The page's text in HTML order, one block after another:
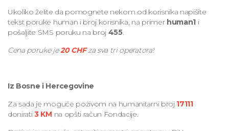
Ukoliko želite da pomognete nekom od korisnika napišite
tekst poruke human i broj korisnika, na primer human1 i
pošaljite SMS poruku na broj 455.
Cena poruke je20 CHFza sva tri operatora!
Iz Bosne i Hercegovine
Za sada je moguće pozivom na humanitarni broj 17111
donirati3 KM na opšti račun Fondacije.